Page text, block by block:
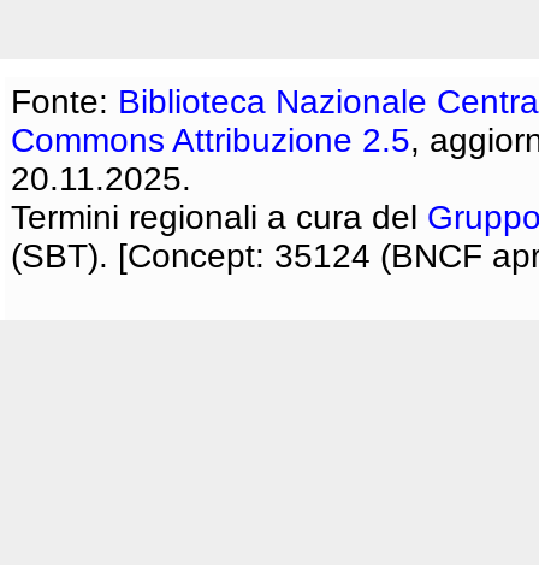
Fonte: Biblioteca Nazionale
Commons Attribuzione 2.5,
20.11.2025.
Termini regionali a cura del
(SBT). [Concept: 35124 (BNCF